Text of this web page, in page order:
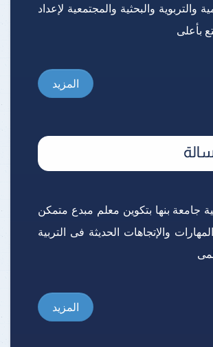
والتربوية والبحثية والمجتمعية لإعداد
بأعلى
المزيد
جامعة بنها بتكوين معلم مبدع متمكن
والإتجاهات الحديثة فى التربية
المزيد